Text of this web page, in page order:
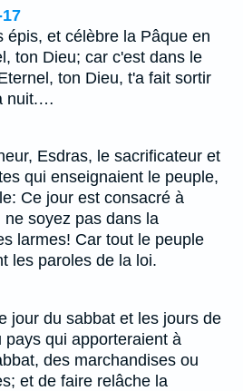
épis, et célèbre la Pâque en
ton Dieu; car c'est dans le
ton Dieu, t'a fait sortir
nuit.…
Esdras, le sacrificateur et
qui enseignaient le peuple,
Ce jour est consacré à
ne soyez pas dans la
larmes! Car tout le peuple
les paroles de la loi.
jour du sabbat et les jours de
qui apporteraient à
des marchandises ou
et de faire relâche la